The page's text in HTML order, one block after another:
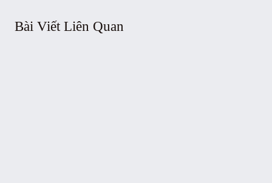
Bài Viết Liên Quan